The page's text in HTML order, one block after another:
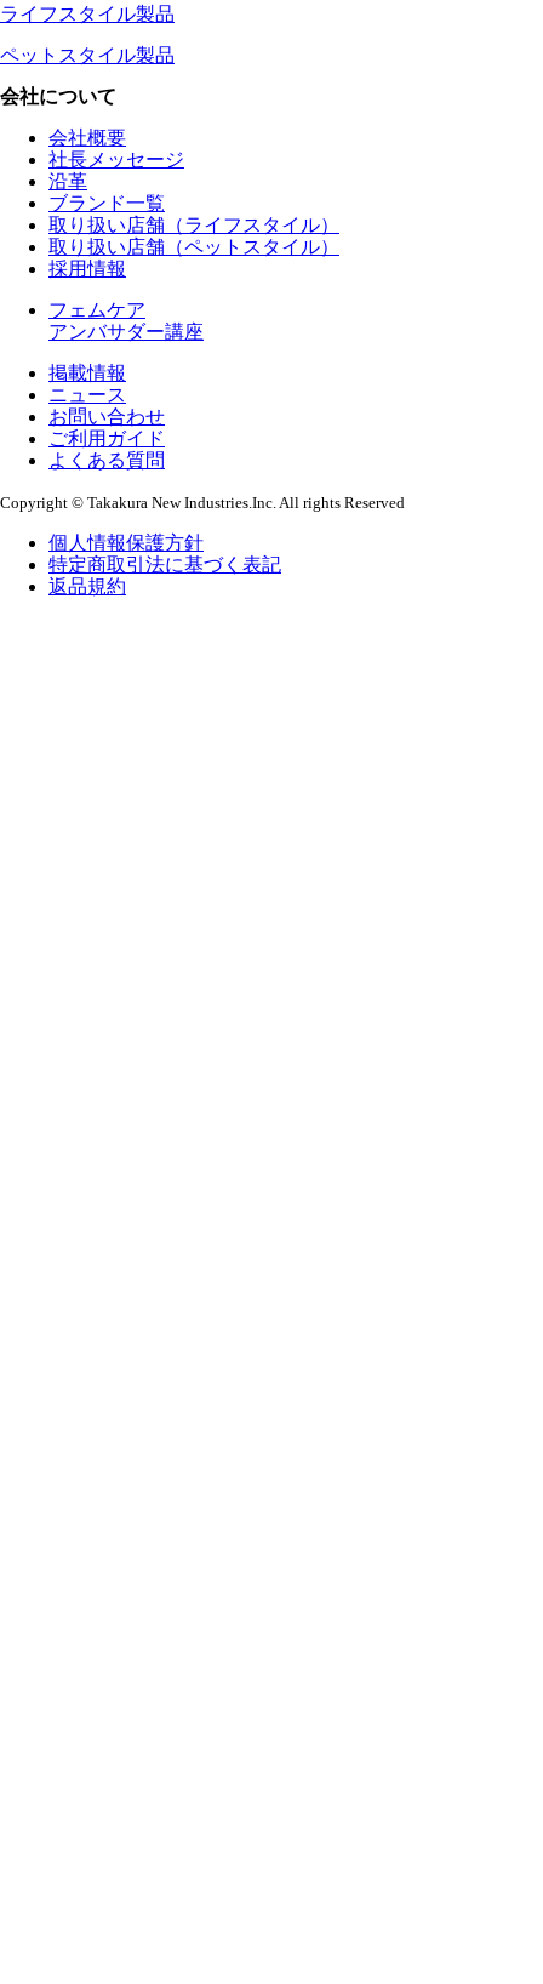
ライフスタイル製品
ペットスタイル製品
会社について
会社概要
社長メッセージ
沿革
ブランド一覧
取り扱い店舗（ライフスタイル）
取り扱い店舗（ペットスタイル）
採用情報
フェムケア
アンバサダー講座
掲載情報
ニュース
お問い合わせ
ご利用ガイド
よくある質問
Copyright © Takakura New Industries.Inc. All rights Reserved
個人情報保護方針
特定商取引法に基づく表記
返品規約